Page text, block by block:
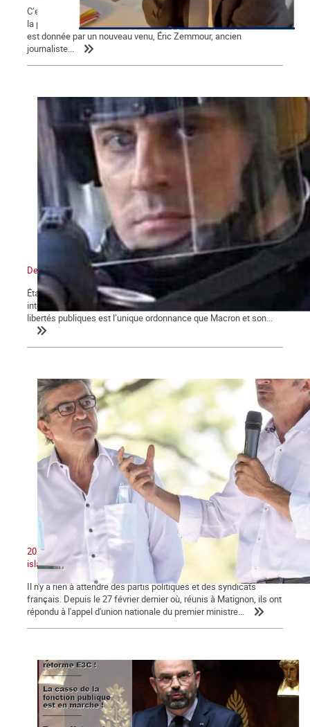
C’est une campagne présidentielle encore plus nauséabonde que
la précédente. Une campagne « à droite toute » dont la mesure
est donnée par un nouveau venu, Éric Zemmour, ancien
journaliste...
De l’état d’urgence sanitaire à l’État policier
État d’urgence, confinements, couvre-feu, attestations de sorties,
interdictions de rassemblements, la restriction des droits et
libertés publiques est l’unique ordonnance que Macron et son...
2020 : Unité nationale, patriotisme et lutte contre le séparatisme
islamiste
Il n'y a rien à attendre des partis politiques et des syndicats
français. Depuis le 27 février dernier où, réunis à Matignon, ils ont
répondu à l'appel d'union nationale du premier ministre...